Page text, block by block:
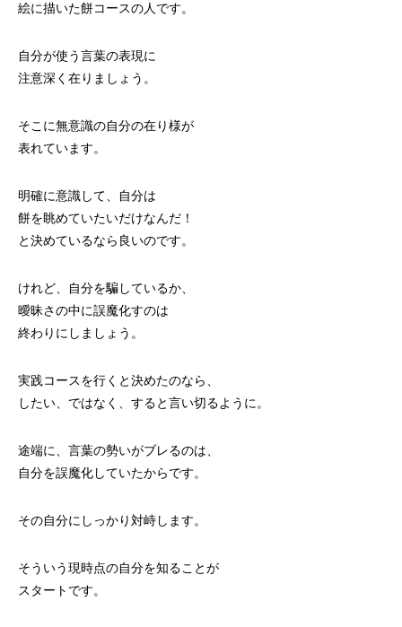
絵に描いた餅コースの人です。
自分が使う言葉の表現に
注意深く在りましょう。
そこに無意識の自分の在り様が
表れています。
明確に意識して、自分は
餅を眺めていたいだけなんだ！
と決めているなら良いのです。
けれど、自分を騙しているか、
曖昧さの中に誤魔化すのは
終わりにしましょう。
実践コースを行くと決めたのなら、
したい、ではなく、すると言い切るように。
途端に、言葉の勢いがブレるのは、
自分を誤魔化していたからです。
その自分にしっかり対峙します。
そういう現時点の自分を知ることが
スタートです。